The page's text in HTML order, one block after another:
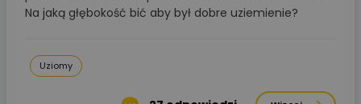
Na jaką głębokość bić aby był dobre uziemienie?
Uziomy